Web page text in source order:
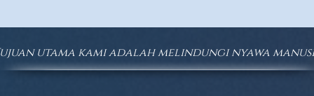
utama kami adalah melindungi nyawa